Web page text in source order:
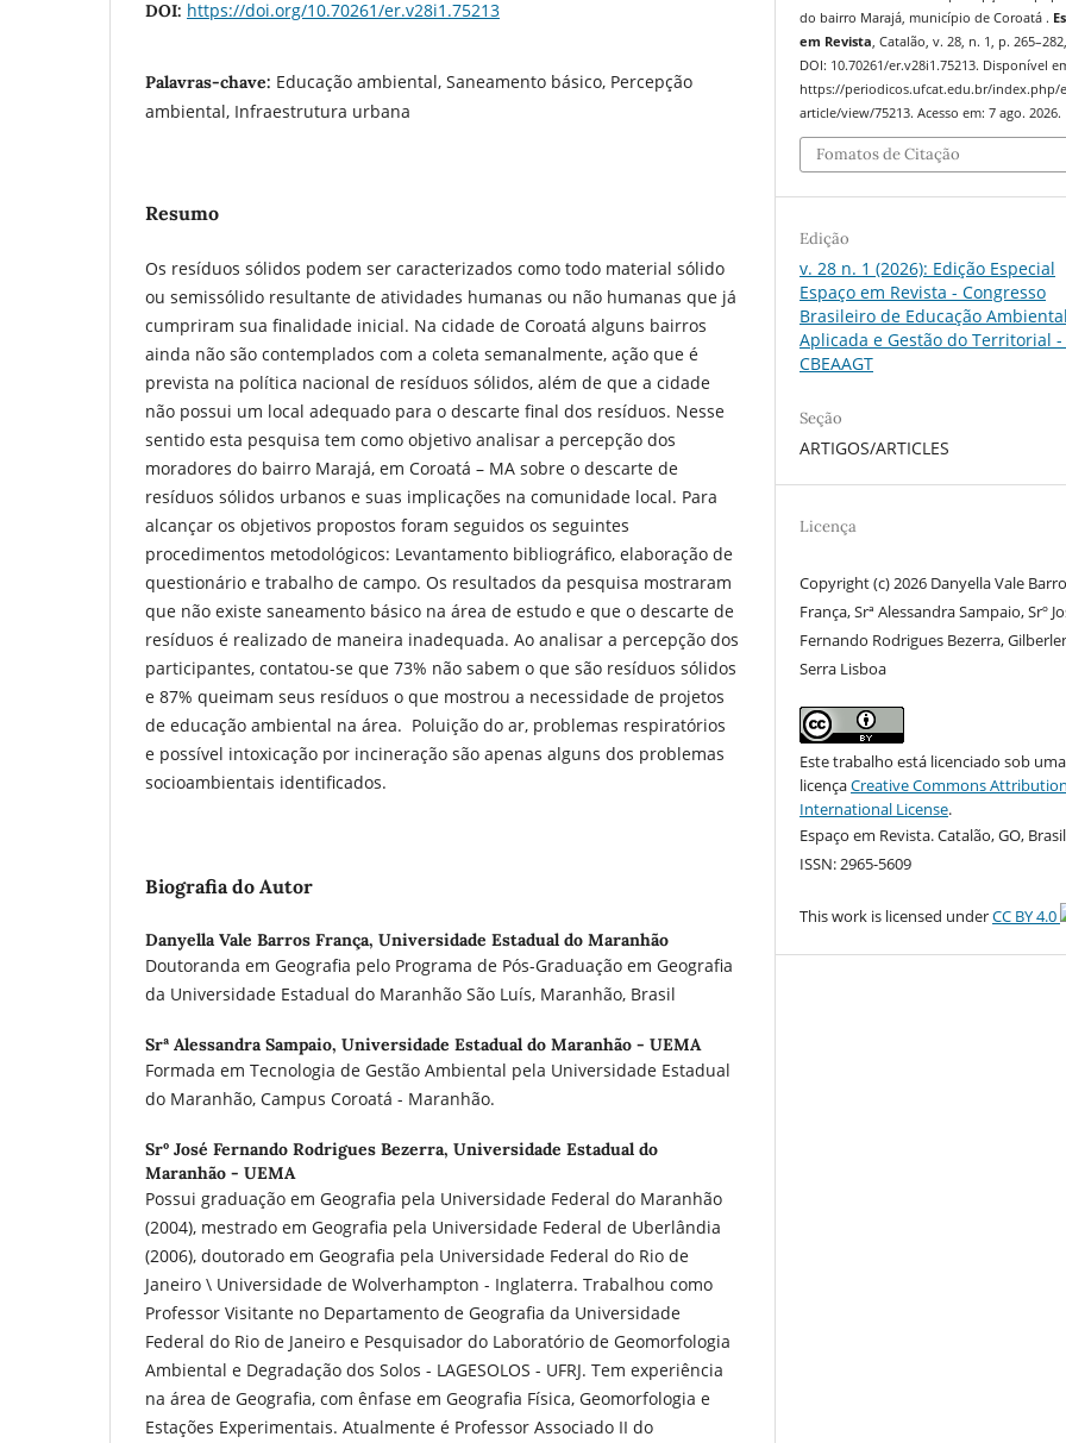
DOI: https://doi.org/10.70261/er.v28i1.75213
Palavras-chave: Educação ambiental, Saneamento básico, Percepção
ambiental, Infraestrutura urbana
Resumo
Os resíduos sólidos podem ser caracterizados como todo material sólido
ou semissólido resultante de atividades humanas ou não humanas que já
cumpriram sua finalidade inicial. Na cidade de Coroatá alguns bairros
ainda não são contemplados com a coleta semanalmente, ação que é
prevista na política nacional de resíduos sólidos, além de que a cidade
não possui um local adequado para o descarte final dos resíduos. Nesse
sentido esta pesquisa tem como objetivo analisar a percepção dos
moradores do bairro Marajá, em Coroatá – MA sobre o descarte de
resíduos sólidos urbanos e suas implicações na comunidade local. Para
alcançar os objetivos propostos foram seguidos os seguintes
procedimentos metodológicos: Levantamento bibliográfico, elaboração de
questionário e trabalho de campo. Os resultados da pesquisa mostraram
que não existe saneamento básico na área de estudo e que o descarte de
resíduos é realizado de maneira inadequada. Ao analisar a percepção dos
participantes, contatou-se que 73% não sabem o que são resíduos sólidos
e 87% queimam seus resíduos o que mostrou a necessidade de projetos
de educação ambiental na área. Poluição do ar, problemas respiratórios
e possível intoxicação por incineração são apenas alguns dos problemas
socioambientais identificados.
Biografia do Autor
Danyella Vale Barros França, Universidade Estadual do Maranhão
Doutoranda em Geografia pelo Programa de Pós-Graduação em Geografia
da Universidade Estadual do Maranhão São Luís, Maranhão, Brasil
Srª Alessandra Sampaio, Universidade Estadual do Maranhão - UEMA
Formada em Tecnologia de Gestão Ambiental pela Universidade Estadual
do Maranhão, Campus Coroatá - Maranhão.
Srº José Fernando Rodrigues Bezerra, Universidade Estadual do
Maranhão - UEMA
Possui graduação em Geografia pela Universidade Federal do Maranhão
(2004), mestrado em Geografia pela Universidade Federal de Uberlândia
(2006), doutorado em Geografia pela Universidade Federal do Rio de
Janeiro \ Universidade de Wolverhampton - Inglaterra. Trabalhou como
Professor Visitante no Departamento de Geografia da Universidade
Federal do Rio de Janeiro e Pesquisador do Laboratório de Geomorfologia
Ambiental e Degradação dos Solos - LAGESOLOS - UFRJ. Tem experiência
na área de Geografia, com ênfase em Geografia Física, Geomorfologia e
Estações Experimentais. Atualmente é Professor Associado II do
do bairro Marajá, município de Coroatá .
em Revista, Catalão, v. 28, n. 1, p.
DOI: 10.70261/er.v28i1.75213. Disponível
https://periodicos.ufcat.edu.br/index.php/
article/view/75213. Acesso em: 7 ago. 2026.
Fomatos de Citação
Edição
v. 28 n. 1 (2026): Edição Especial
Espaço em Revista - Congresso
Brasileiro de Educação Ambiental
Aplicada e Gestão do Territorial -
CBEAAGT
Seção
ARTIGOS/ARTICLES
Licença
Copyright (c) 2026 Danyella Vale
França, Srª Alessandra Sampaio, Srº
Fernando Rodrigues Bezerra,
Serra Lisboa
Este trabalho está licenciado sob uma
licençaCreative Commons
International License.
Espaço em Revista. Catalão, GO,
ISSN: 2965-5609
This work is licensed underCC BY 4.0